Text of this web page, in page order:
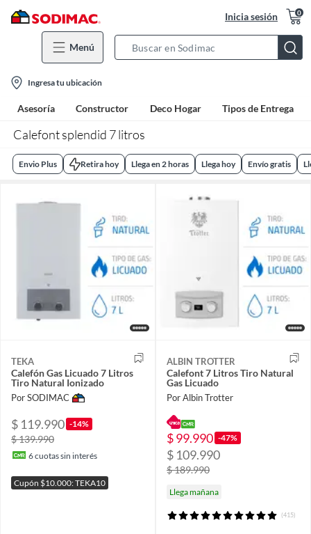
Inicia sesión 0
Menú
Bar
location-
icon
Ingresa tu ubicación
Asesoría Constructor Deco Hogar Tipos de Entrega
Calefont splendid 7 litros
Envio Plus Retira hoy Llega en 2 horas Llega hoy Envío gratis
TEKA
Calefón Gas Licuado 7 Litros
Tiro Natural Ionizado
Por SODIMAC
$ 119.990 -14%
$ 139.990
6cuotas sin interés
Cupón $10.000: TEKA10
ALBIN TROTTER
Calefont 7 Litros Tiro Natural
Gas Licuado
Por Albin Trotter
$ 99.990 -47%
$ 109.990
$ 189.990
Llega mañana
(415)